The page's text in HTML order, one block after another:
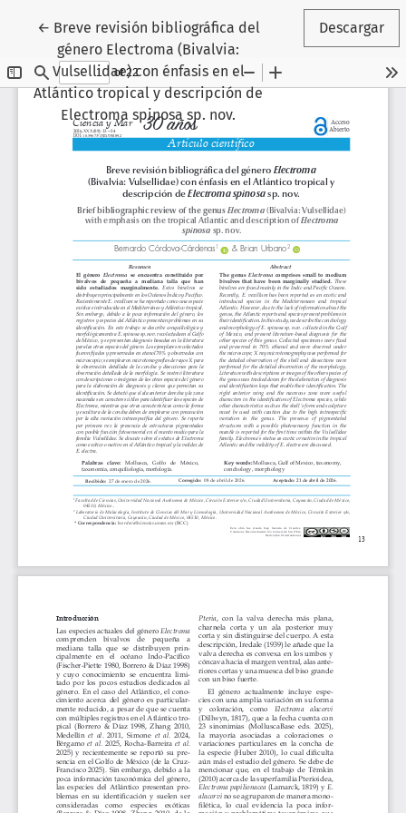
← Volver a los detalles del artículo
Breve revisión bibliográfica del
género Electroma (Bivalvia:
Vulsellidae) con énfasis en el
Atlántico tropical y descripción de
Electroma spinosa sp. nov.
Descargar